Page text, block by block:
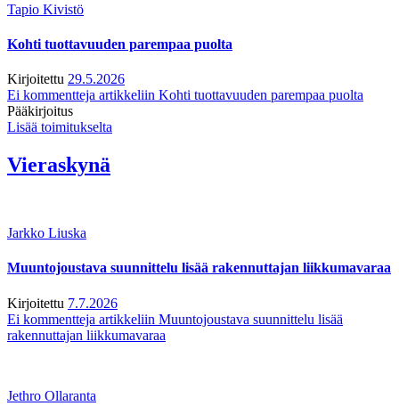
Tapio Kivistö
Kohti tuottavuuden parempaa puolta
Kirjoitettu 29.5.2026
Ei kommentteja artikkeliin Kohti tuottavuuden parempaa puolta
Pääkirjoitus
Lisää toimitukselta
Vieraskynä
Jarkko Liuska
Muuntojoustava suunnittelu lisää rakennuttajan liikkumavaraa
Kirjoitettu 7.7.2026
Ei kommentteja artikkeliin Muuntojoustava suunnittelu lisää
rakennuttajan liikkumavaraa
Jethro Ollaranta